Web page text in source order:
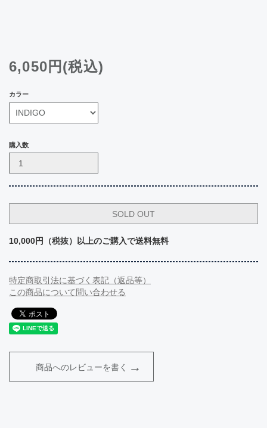
6,050円(税込)
カラー
購入数
10,000円（税抜）以上のご購入で送料無料
特定商取引法に基づく表記（返品等）
この商品について問い合わせる
商品へのレビューを書く